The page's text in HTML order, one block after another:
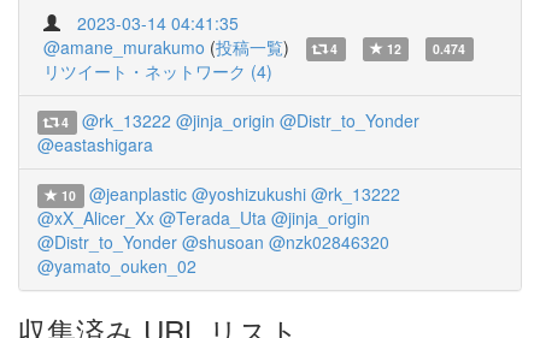
2023-03-14 04:41:35
@amane_murakumo (投稿一覧) 4 12 0.474
リツイート・ネットワーク (4)
4 @rk_13222 @jinja_origin @Distr_to_Yonder
@eastashigara
10 @jeanplastic @yoshizukushi @rk_13222
@xX_Alicer_Xx @Terada_Uta @jinja_origin
@Distr_to_Yonder @shusoan @nzk02846320
@yamato_ouken_02